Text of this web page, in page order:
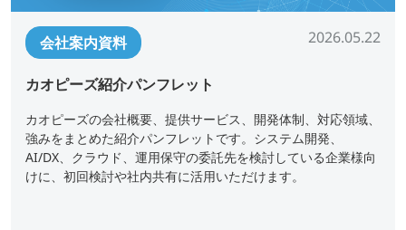
会社案内資料 2026.05.22
カオピーズ紹介パンフレット
カオピーズの会社概要、提供サービス、開発体制、対応領域、
強みをまとめた紹介パンフレットです。システム開発、
AI/DX、クラウド、運用保守の委託先を検討している企業様向
けに、初回検討や社内共有に活用いただけます。